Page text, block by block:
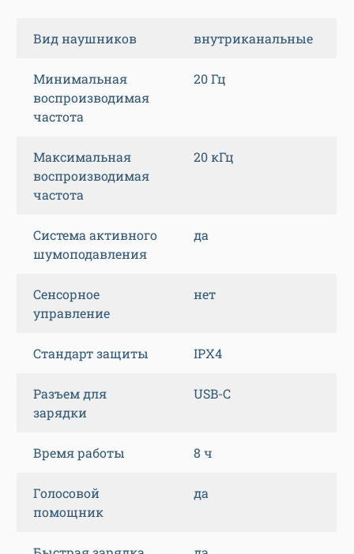
Вид наушников внутриканальные
Минимальная
воспроизводимая
частота
20 Гц
Максимальная
воспроизводимая
частота
20 кГц
Система активного
шумоподавления
да
Сенсорное
управление
нет
Стандарт защиты IPX4
Разъем для
зарядки
USB-C
Время работы 8 ч
Голосовой
помощник
да